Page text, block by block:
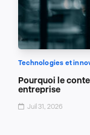
Technologies et
Pourquoi le
entreprise
Juil 31, 2026